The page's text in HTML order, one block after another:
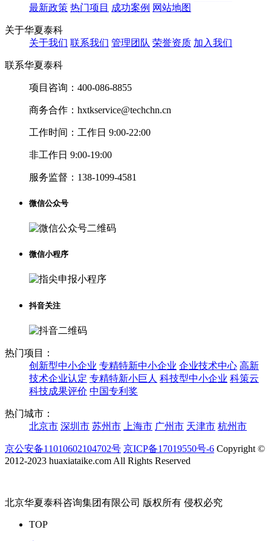
最新政策 热门项目 成功案例 网站地图
关于华夏泰科
关于我们 联系我们 管理团队 荣誉资质 加入我们
联系华夏泰科
项目咨询： 400-086-8855
商务合作： hxtkservice@techchn.cn
工作时间： 工作日 9:00-22:00
非工作日 9:00-19:00
服务监督： 138-1099-4581
微信公众号
微信小程序
抖音关注
热门项目：
创新型中小企业 专精特新中小企业 企业技术中心 高新
技术企业认定 专精特新小巨人 科技型中小企业 科策云
科技成果评价 中国专利奖
热门城市：
北京市 深圳市 苏州市 上海市 广州市 天津市 杭州市
京公安备11010602104702号 京ICP备17019550号-6 Copyright ©
2012-2023 huaxiataike.com All Rights Reserved
北京华夏泰科咨询集团有限公司 版权所有 侵权必究
TOP